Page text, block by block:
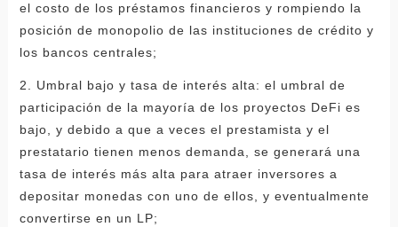
el costo de los préstamos financieros y rompiendo la
posición de monopolio de las instituciones de crédito y
los bancos centrales;
2. Umbral bajo y tasa de interés alta: el umbral de
participación de la mayoría de los proyectos DeFi es
bajo, y debido a que a veces el prestamista y el
prestatario tienen menos demanda, se generará una
tasa de interés más alta para atraer inversores a
depositar monedas con uno de ellos, y eventualmente
convertirse en un LP;